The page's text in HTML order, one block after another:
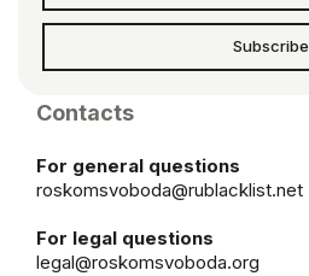
Subscribe
Contacts
For general questions
roskomsvoboda@rublacklist.net
For legal questions
legal@roskomsvoboda.org